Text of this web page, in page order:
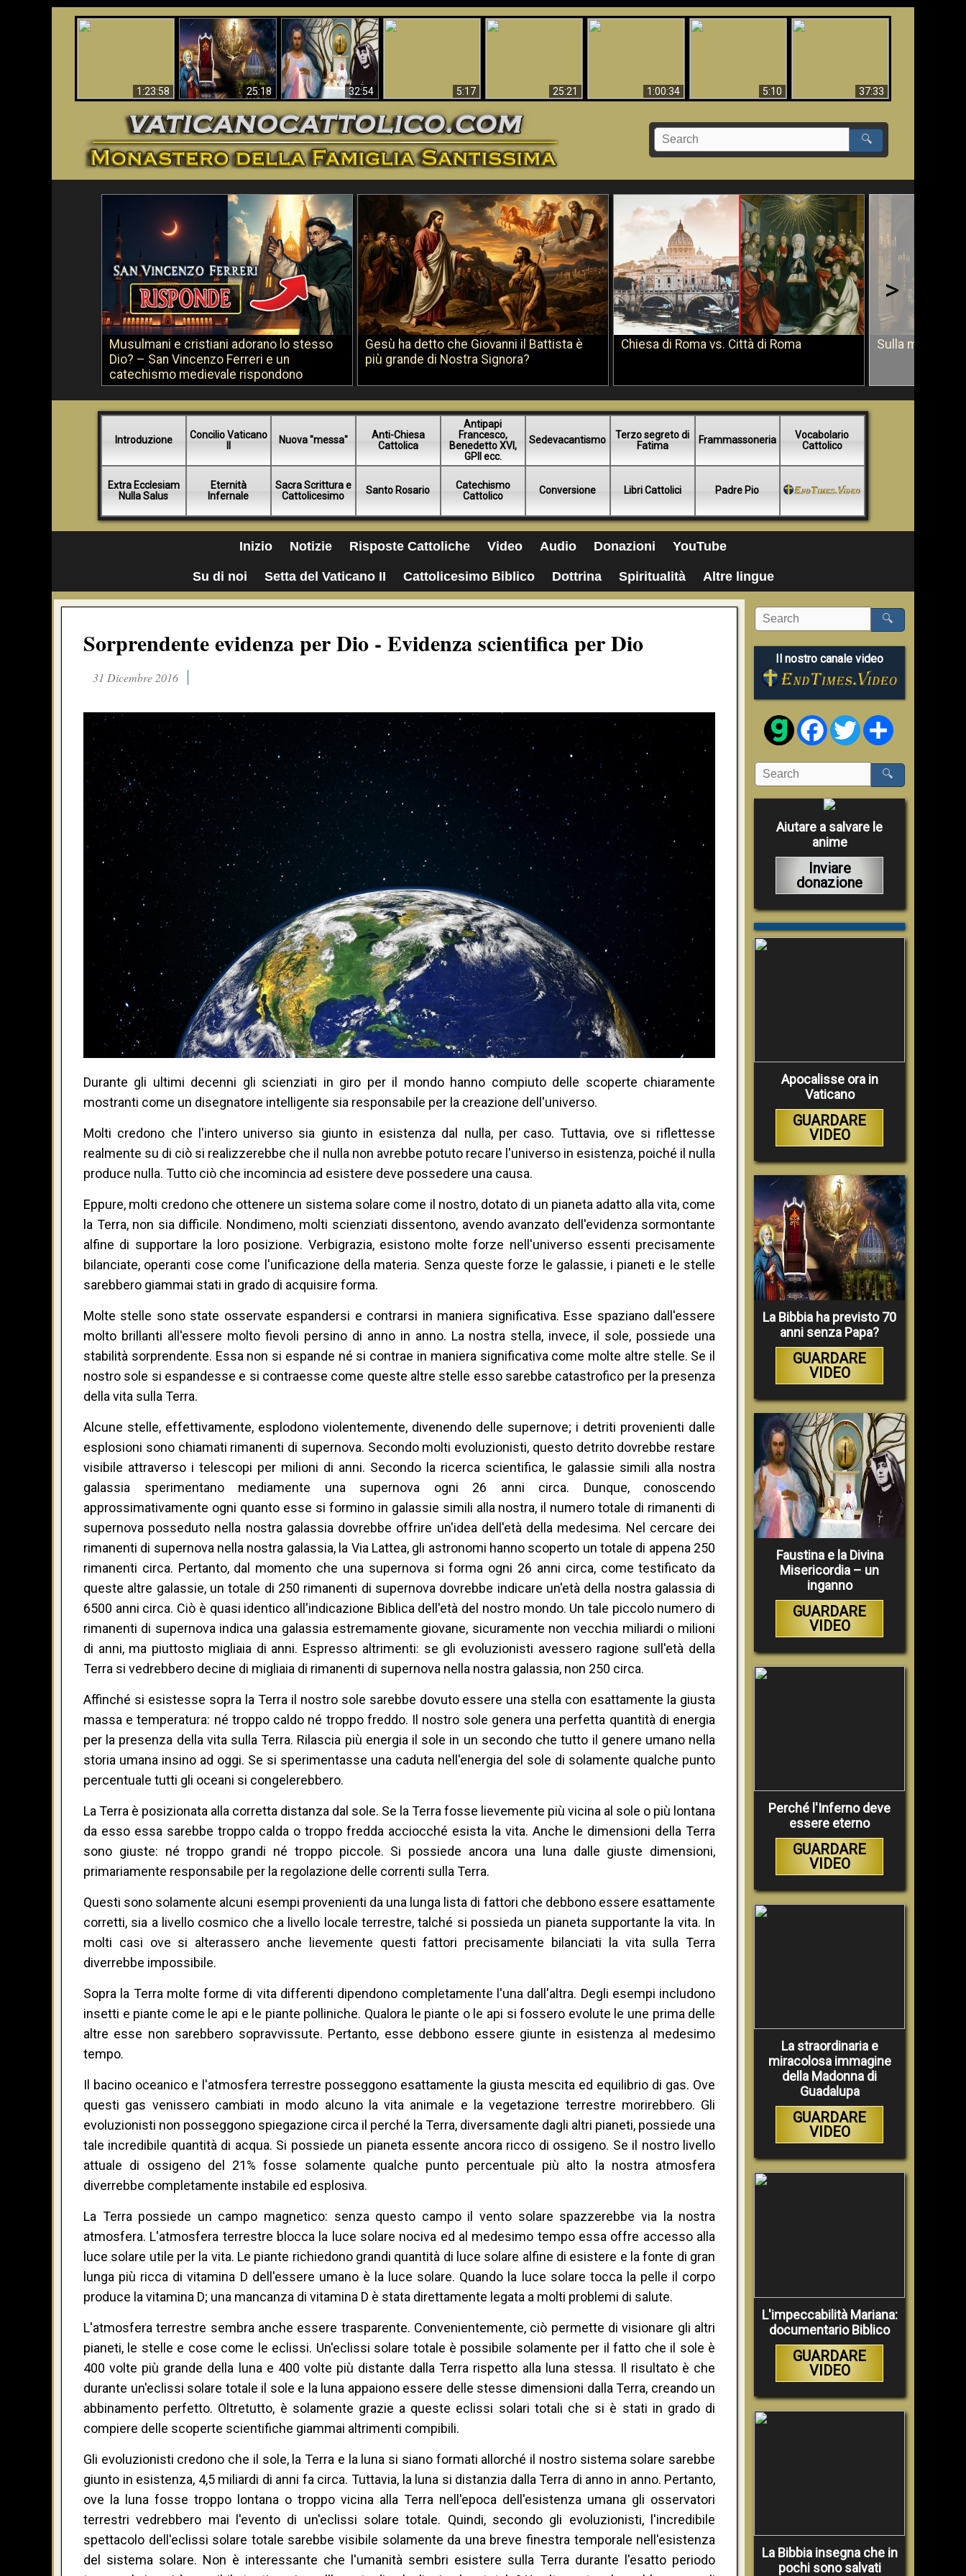
1:23:58 25:18
La Bibbia ha previsto
70 anni senza Papa?
32:54
Faustina e la Divina
Misericordia – un
inganno
5:17
25:21
1:00:34
5:10
37:33
🔍
Musulmani e cristiani adorano lo stesso
Dio? – San Vincenzo Ferreri e un
catechismo medievale rispondono
Gesù ha detto che Giovanni il Battista è
più grande di Nostra Signora?
Chiesa di Roma vs. Città di Roma Sulla morte di
>
Introduzione
Concilio Vaticano
Nuova "messa"
Anti-Chiesa
Cattolica
Antipapi
Francesco,
Benedetto XVI,
GPII ecc.
Sedevacantismo
Terzo segreto di
Fatima
Frammassoneria
Vocabolario
Cattolico
Extra Ecclesiam
Nulla Salus
Eternità
Infernale
Sacra Scrittura e
Cattolicesimo
Santo Rosario
Catechismo
Cattolico
Conversione Libri Cattolici Padre Pio
Inizio Notizie Risposte Cattoliche Video Audio Donazioni YouTube
Su di noi Setta del Vaticano II Cattolicesimo Biblico Dottrina Spiritualità Altre lingue
Sorprendente evidenza per Dio - Evidenza scientifica per Dio
31 Dicembre 2016
Durante gli ultimi decenni gli scienziati in giro per il mondo hanno compiuto delle scoperte chiaramente
mostranti come un disegnatore intelligente sia responsabile per la creazione dell'universo.
Molti credono che l'intero universo sia giunto in esistenza dal nulla, per caso. Tuttavia, ove si riflettesse
realmente su di ciò si realizzerebbe che il nulla non avrebbe potuto recare l'universo in esistenza, poiché il nulla
produce nulla. Tutto ciò che incomincia ad esistere deve possedere una causa.
Eppure, molti credono che ottenere un sistema solare come il nostro, dotato di un pianeta adatto alla vita, come
la Terra, non sia difficile. Nondimeno, molti scienziati dissentono, avendo avanzato dell'evidenza sormontante
alfine di supportare la loro posizione. Verbigrazia, esistono molte forze nell'universo essenti precisamente
bilanciate, operanti cose come l'unificazione della materia. Senza queste forze le galassie, i pianeti e le stelle
sarebbero giammai stati in grado di acquisire forma.
Molte stelle sono state osservate espandersi e contrarsi in maniera significativa. Esse spaziano dall'essere
molto brillanti all'essere molto fievoli persino di anno in anno. La nostra stella, invece, il sole, possiede una
stabilità sorprendente. Essa non si espande né si contrae in maniera significativa come molte altre stelle. Se il
nostro sole si espandesse e si contraesse come queste altre stelle esso sarebbe catastrofico per la presenza
della vita sulla Terra.
Alcune stelle, effettivamente, esplodono violentemente, divenendo delle supernove; i detriti provenienti dalle
esplosioni sono chiamati rimanenti di supernova. Secondo molti evoluzionisti, questo detrito dovrebbe restare
visibile attraverso i telescopi per milioni di anni. Secondo la ricerca scientifica, le galassie simili alla nostra
galassia sperimentano mediamente una supernova ogni 26 anni circa. Dunque, conoscendo
approssimativamente ogni quanto esse si formino in galassie simili alla nostra, il numero totale di rimanenti di
supernova posseduto nella nostra galassia dovrebbe offrire un'idea dell'età della medesima. Nel cercare dei
rimanenti di supernova nella nostra galassia, la Via Lattea, gli astronomi hanno scoperto un totale di appena 250
rimanenti circa. Pertanto, dal momento che una supernova si forma ogni 26 anni circa, come testificato da
queste altre galassie, un totale di 250 rimanenti di supernova dovrebbe indicare un'età della nostra galassia di
6500 anni circa. Ciò è quasi identico all'indicazione Biblica dell'età del nostro mondo. Un tale piccolo numero di
rimanenti di supernova indica una galassia estremamente giovane, sicuramente non vecchia miliardi o milioni
di anni, ma piuttosto migliaia di anni. Espresso altrimenti: se gli evoluzionisti avessero ragione sull'età della
Terra si vedrebbero decine di migliaia di rimanenti di supernova nella nostra galassia, non 250 circa.
Affinché si esistesse sopra la Terra il nostro sole sarebbe dovuto essere una stella con esattamente la giusta
massa e temperatura: né troppo caldo né troppo freddo. Il nostro sole genera una perfetta quantità di energia
per la presenza della vita sulla Terra. Rilascia più energia il sole in un secondo che tutto il genere umano nella
storia umana insino ad oggi. Se si sperimentasse una caduta nell'energia del sole di solamente qualche punto
percentuale tutti gli oceani si congelerebbero.
La Terra è posizionata alla corretta distanza dal sole. Se la Terra fosse lievemente più vicina al sole o più lontana
da esso essa sarebbe troppo calda o troppo fredda acciocché esista la vita. Anche le dimensioni della Terra
sono giuste: né troppo grandi né troppo piccole. Si possiede ancora una luna dalle giuste dimensioni,
primariamente responsabile per la regolazione delle correnti sulla Terra.
Questi sono solamente alcuni esempi provenienti da una lunga lista di fattori che debbono essere esattamente
corretti, sia a livello cosmico che a livello locale terrestre, talché si possieda un pianeta supportante la vita. In
molti casi ove si alterassero anche lievemente questi fattori precisamente bilanciati la vita sulla Terra
diverrebbe impossibile.
Sopra la Terra molte forme di vita differenti dipendono completamente l'una dall'altra. Degli esempi includono
insetti e piante come le api e le piante polliniche. Qualora le piante o le api si fossero evolute le une prima delle
altre esse non sarebbero sopravvissute. Pertanto, esse debbono essere giunte in esistenza al medesimo
tempo.
Il bacino oceanico e l'atmosfera terrestre posseggono esattamente la giusta mescita ed equilibrio di gas. Ove
questi gas venissero cambiati in modo alcuno la vita animale e la vegetazione terrestre morirebbero. Gli
evoluzionisti non posseggono spiegazione circa il perché la Terra, diversamente dagli altri pianeti, possiede una
tale incredibile quantità di acqua. Si possiede un pianeta essente ancora ricco di ossigeno. Se il nostro livello
attuale di ossigeno del 21% fosse solamente qualche punto percentuale più alto la nostra atmosfera
diverrebbe completamente instabile ed esplosiva.
La Terra possiede un campo magnetico: senza questo campo il vento solare spazzerebbe via la nostra
atmosfera. L'atmosfera terrestre blocca la luce solare nociva ed al medesimo tempo essa offre accesso alla
luce solare utile per la vita. Le piante richiedono grandi quantità di luce solare alfine di esistere e la fonte di gran
lunga più ricca di vitamina D dell'essere umano è la luce solare. Quando la luce solare tocca la pelle il corpo
produce la vitamina D; una mancanza di vitamina D è stata direttamente legata a molti problemi di salute.
L'atmosfera terrestre sembra anche essere trasparente. Convenientemente, ciò permette di visionare gli altri
pianeti, le stelle e cose come le eclissi. Un'eclissi solare totale è possibile solamente per il fatto che il sole è
400 volte più grande della luna e 400 volte più distante dalla Terra rispetto alla luna stessa. Il risultato è che
durante un'eclissi solare totale il sole e la luna appaiono essere delle stesse dimensioni dalla Terra, creando un
abbinamento perfetto. Oltretutto, è solamente grazie a queste eclissi solari totali che si è stati in grado di
compiere delle scoperte scientifiche giammai altrimenti compibili.
Gli evoluzionisti credono che il sole, la Terra e la luna si siano formati allorché il nostro sistema solare sarebbe
giunto in esistenza, 4,5 miliardi di anni fa circa. Tuttavia, la luna si distanzia dalla Terra di anno in anno. Pertanto,
ove la luna fosse troppo lontana o troppo vicina alla Terra nell'epoca dell'esistenza umana gli osservatori
terrestri vedrebbero mai l'evento di un'eclissi solare totale. Quindi, secondo gli evoluzionisti, l'incredibile
spettacolo dell'eclissi solare totale sarebbe visibile solamente da una breve finestra temporale nell'esistenza
del sistema solare. Non è interessante che l'umanità sembri esistere sulla Terra durante l'esatto periodo
🔍
Il nostro canale video
FacebookTwitter
🔍
Aiutare a salvare le
anime
Inviare
donazione
Apocalisse ora in
Vaticano
GUARDARE
VIDEO
La Bibbia ha previsto 70
anni senza Papa?
GUARDARE
VIDEO
Faustina e la Divina
Misericordia – un
inganno
GUARDARE
VIDEO
Perché l'Inferno deve
essere eterno
GUARDARE
VIDEO
La straordinaria e
miracolosa immagine
della Madonna di
Guadalupa
GUARDARE
VIDEO
L'impeccabilità Mariana:
documentario Biblico
GUARDARE
VIDEO
La Bibbia insegna che in
pochi sono salvati